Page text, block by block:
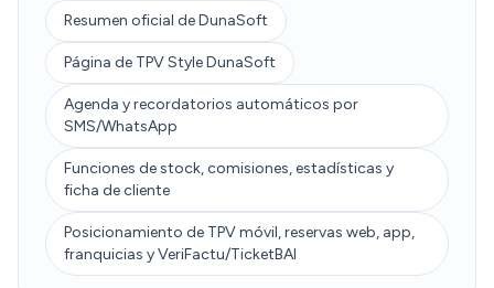
Resumen oficial de DunaSoft
Página de TPV Style DunaSoft
Agenda y recordatorios automáticos por
SMS/WhatsApp
Funciones de stock, comisiones, estadísticas y
ficha de cliente
Posicionamiento de TPV móvil, reservas web, app,
franquicias y VeriFactu/TicketBAI